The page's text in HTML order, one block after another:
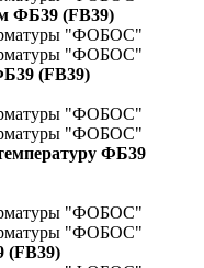
ФБ39 (FB39)
(FB39)
ФБ39
(FB39)